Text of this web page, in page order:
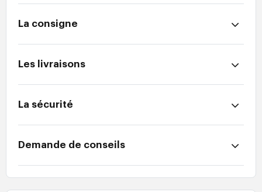
La consigne
Les livraisons
La sécurité
Demande de conseils